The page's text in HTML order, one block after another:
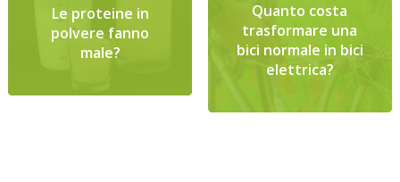
Le proteine in
polvere fanno
male?
Quanto costa
trasformare una
bici normale in bici
elettrica?